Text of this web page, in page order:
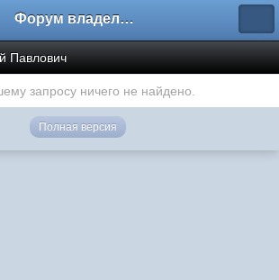
Форум владельцев интернет-магазинов
Павлович
запросу ничего не найдено.
Полная версия